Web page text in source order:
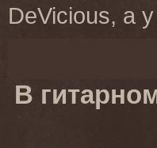
DeVicious, а
В